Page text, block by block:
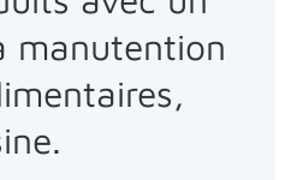
manutention